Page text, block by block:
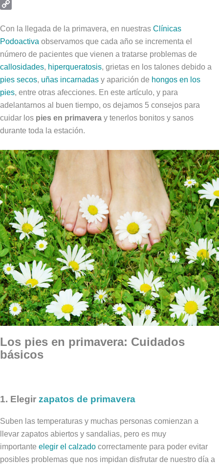
Email
Link
Con la llegada de la primavera, en nuestras Clínicas
Podoactiva observamos que cada año se incrementa el
número de pacientes que vienen a tratarse problemas de
callosidades, hiperqueratosis, grietas en los talones debido a
pies secos, uñas incarnadas y aparición de hongos en los
pies, entre otras afecciones. En este artículo, y para
adelantarnos al buen tiempo, os dejamos 5 consejos para
cuidar los pies en primavera y tenerlos bonitos y sanos
durante toda la estación.
Los pies en primavera: Cuidados
básicos
1. Elegir zapatos de primavera
Suben las temperaturas y muchas personas comienzan a
llevar zapatos abiertos y sandalias, pero es muy
importante elegir el calzado correctamente para poder evitar
posibles problemas que nos impidan disfrutar de nuestro día a